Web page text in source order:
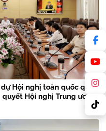
Hội nghị toàn quốc quán
Hội nghị Trung ương